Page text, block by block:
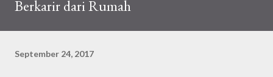
Berkarir dari Rumah
September 24, 2017